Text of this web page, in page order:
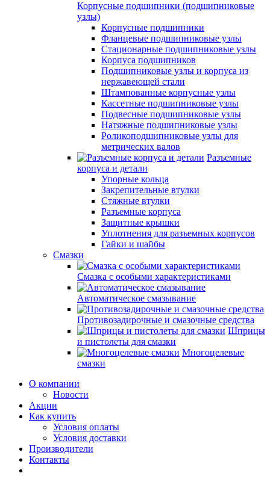
Корпусные подшипники (подшипниковые
узлы)
Корпусные подшипники
Фланцевые подшипниковые узлы
Стационарные подшипниковые узлы
Корпуса подшипников
Подшипниковые узлы и корпуса из
нержавеющей стали
Штампованные корпусные узлы
Кассетные подшипниковые узлы
Подвесные подшипниковые узлы
Натяжные подшипниковые узлы
Роликоподшипниковые узлы для
метрических валов
Разъемные
корпуса и детали
Упорные кольца
Закрепительные втулки
Стяжные втулки
Разъемные корпуса
Защитные крышки
Уплотнения для разъемных корпусов
Гайки и шайбы
Смазки
Смазка с особыми характеристиками
Автоматическое смазывание
Противозадирочные и смазочные средства
Шприцы
и пистолеты для смазки
Многоцелевые
смазки
О компании
Новости
Акции
Как купить
Условия оплаты
Условия доставки
Производители
Контакты